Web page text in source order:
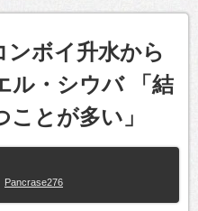
ンボイ升水から
ル・シウバ 「結
とが多い」
Pancrase276